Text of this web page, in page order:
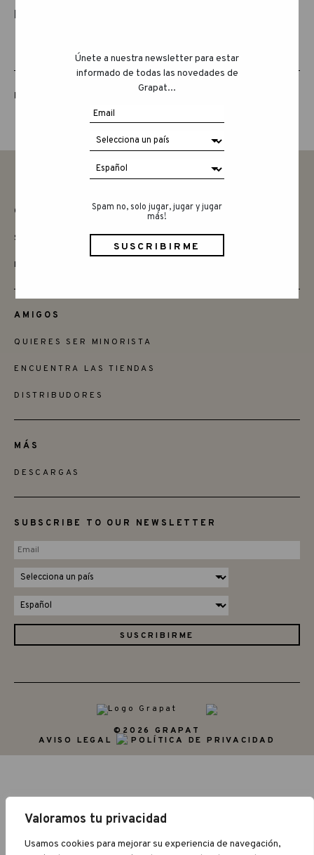
Valoramos tu privacidad
Usamos cookies para mejorar su experiencia de navegación,
PRODUCTOS RELACIONADOS
LUCKY LUCKY QUINTA EDICIÓN
Únete a nuestra newsletter para estar
informado de todas las novedades de
Grapat...
Spam no, solo jugar, jugar y jugar
más!
CONTACTAR
SAY HELLO
INSTAGRAM
AMIGOS
QUIERES SER MINORISTA
ENCUENTRA LAS TIENDAS
DISTRIBUDORES
MÁS
DESCARGAS
SUBSCRIBE TO OUR NEWSLETTER
©2026 GRAPAT
AVISO LEGAL
POLÍTICA DE PRIVACIDAD